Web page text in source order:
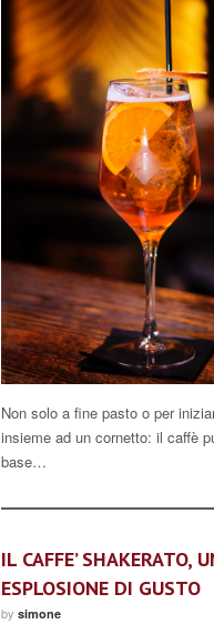
Non solo a fine pasto o per
insieme ad un cornetto: il caffè
base…
IL CAFFE’ SHAKERATO,
ESPLOSIONE DI GUSTO
by simone